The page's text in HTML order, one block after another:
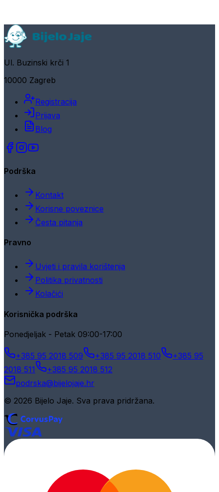
Ul. Buzinski krči 1
10000 Zagreb
Registracija
Prijava
Blog
Podrška
Kontakt
Korisne poveznice
Česta pitanja
Pravno
Uvjeti i pravila korištenja
Politika privatnosti
Kolačići
Korisnička podrška
Ponedjeljak - Petak 09:00-17:00
+385 95 2018 509 +385 95 2018 510
+385 95
2018 511
+385 95 2018 512
podrska@bijelojaje.hr
© 2026 Bijelo Jaje. Sva prava pridržana.